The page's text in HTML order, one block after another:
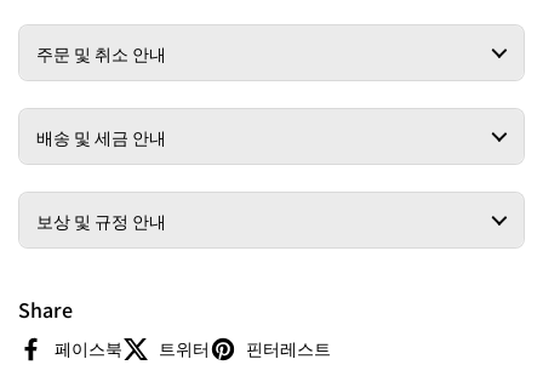
주문 및 취소 안내
배송 및 세금 안내
보상 및 규정 안내
Share
페이스북 트위터 핀터레스트